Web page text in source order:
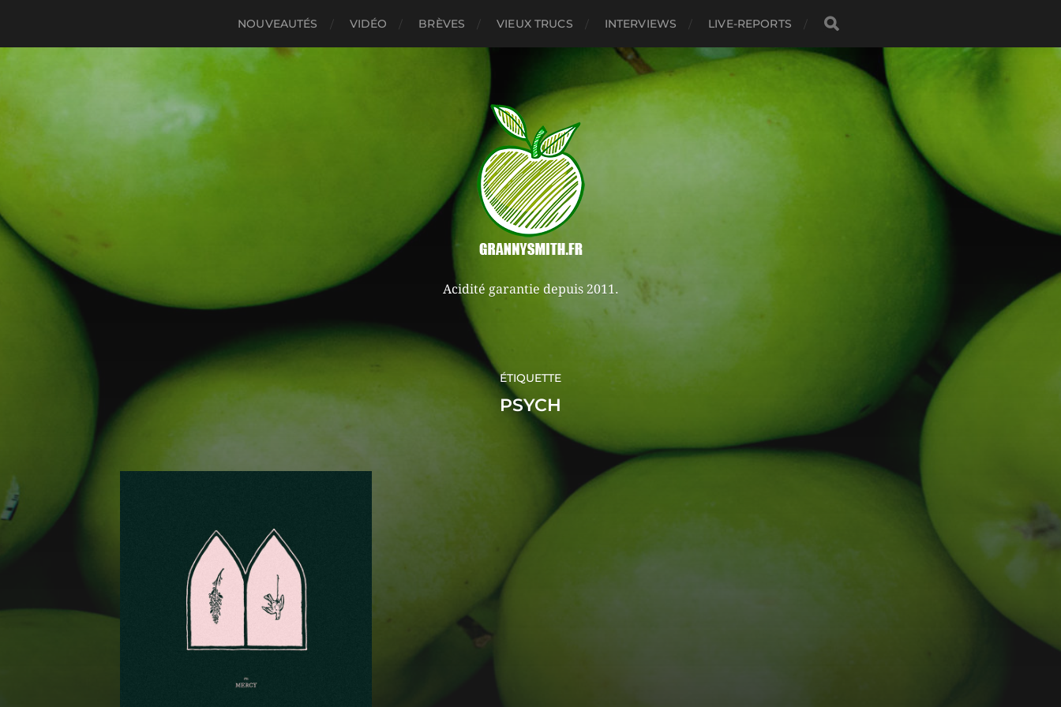
NOUVEAUTÉS VIDÉO BRÈVES VIEUX TRUCS INTERVIEWS LIVE-REPORTS
Acidité garantie depuis 2011.
ÉTIQUETTE
PSYCH